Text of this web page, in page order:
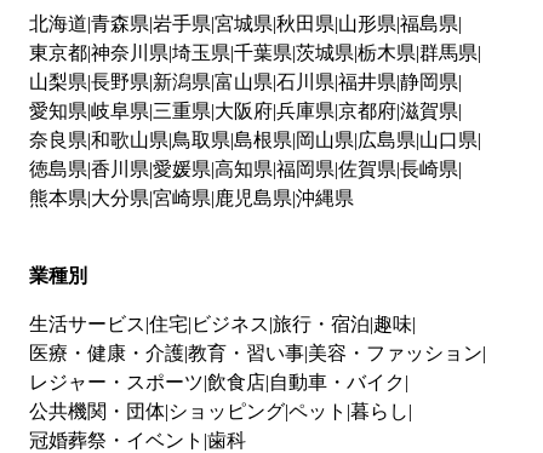
北海道 青森県 岩手県 宮城県 秋田県 山形県 福島県
東京都神奈川県 埼玉県 千葉県 茨城県 栃木県 群馬県
山梨県 長野県 新潟県 富山県 石川県 福井県 静岡県
愛知県 岐阜県 三重県 大阪府兵庫県 京都府滋賀県
奈良県 和歌山県 鳥取県 島根県 岡山県 広島県 山口県
徳島県 香川県 愛媛県 高知県 福岡県 佐賀県 長崎県
熊本県 大分県 宮崎県 鹿児島県 沖縄県
業種別
生活サービス 住宅 ビジネス 旅行・宿泊 趣味
医療・健康・介護教育・習い事 美容・ファッション
レジャー・スポーツ 飲食店 自動車・バイク
公共機関・団体 ショッピングペット 暮らし
冠婚葬祭・イベント 歯科